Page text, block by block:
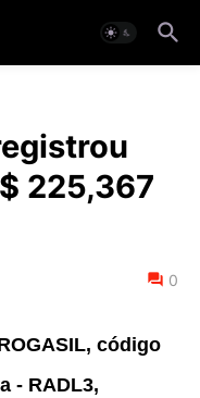
225,367
0
código
- RADL3,